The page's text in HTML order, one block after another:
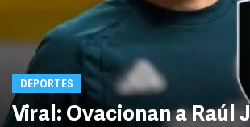
DEPORTES
Viral: Ovacionan a Raúl